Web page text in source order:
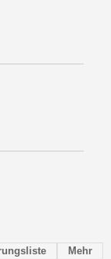
Mehr